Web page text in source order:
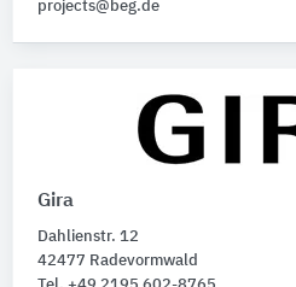
Schaltanlagen
Alle Produktkategorien anzeigen
projects@beg.de
Gira
Dahlienstr. 12
42477 Radevormwald